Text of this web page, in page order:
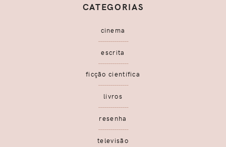
CATEGORIAS
cinema
escrita
ficção científica
livros
resenha
televisão